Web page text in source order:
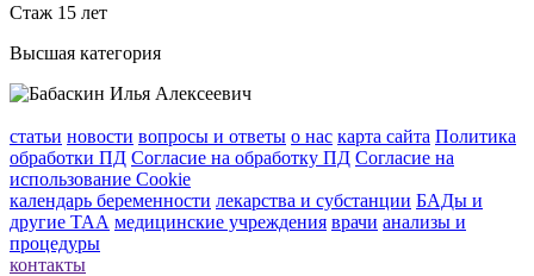
Стаж 15 лет
Высшая категория
статьи новости вопросы и ответы о нас карта сайта Политика
обработки ПД Согласие на обработку ПД Согласие на
использование Cookie
календарь беременности лекарства и субстанции БАДы и
другие ТАА медицинские учреждения врачи анализы и
процедуры
контакты